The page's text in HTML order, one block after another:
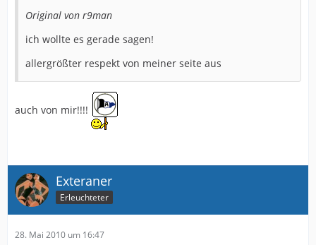
Original von r9man
ich wollte es gerade sagen!
allergrößter respekt von meiner seite aus
auch von mir!!!!
Exteraner
Erleuchteter
28. Mai 2010 um 16:47